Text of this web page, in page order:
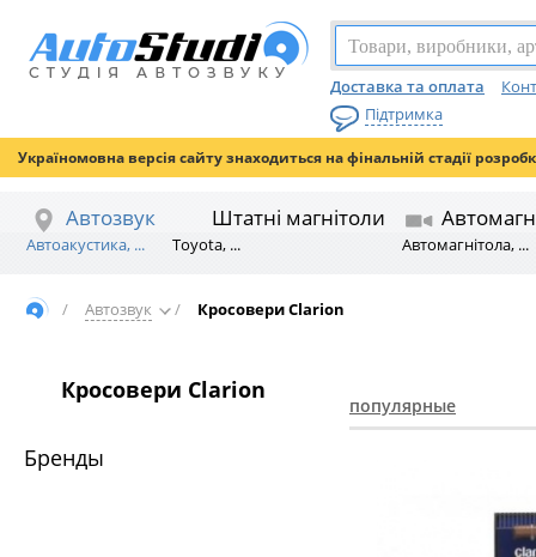
Доставка та оплата
Підтримка
Україномовна версія сайту знаходиться на фінальній стадії
Автозвук
Автоакустика, ...
Штатні магнітоли
Toyota, ... Автомагнітола, ...
/ Автозвук / Кросовери Clarion
Кросовери Clarion
Бренды
популярные